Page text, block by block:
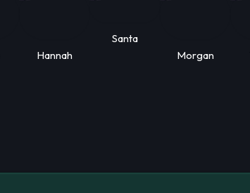
Hannah
Santa
Morgan